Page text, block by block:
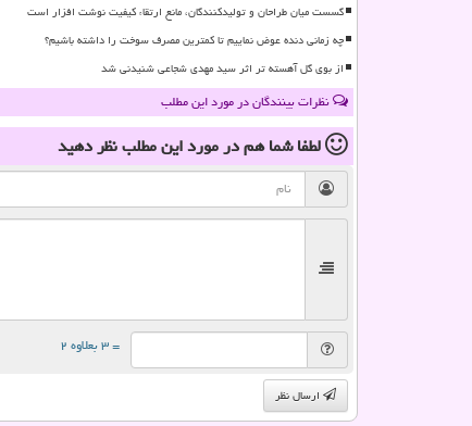
گسست میان طراحان و تولیدکنندگان، مانع ارتقاء کیفیت نوشت افزار است
چه زمانی دنده عوض نماییم تا کمترین مصرف سوخت را داشته باشیم؟
از بوی گل آهسته تر اثر سید مهدی شجاعی شنیدنی شد
نظرات بینندگان در مورد این مطلب
لطفا شما همدر مورد این مطلبنظر دهید
= ۳ بعلاوه ۲
ارسال نظر